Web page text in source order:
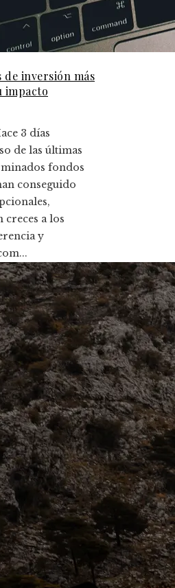
de inversión más
impacto
3 días
de las últimas
fondos
conseguido
creces a los
y